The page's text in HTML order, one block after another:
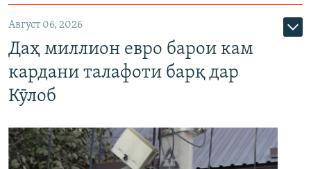
Август 06, 2026
Даҳ миллион евро барои кам
кардани талафоти барқ дар
Кӯлоб